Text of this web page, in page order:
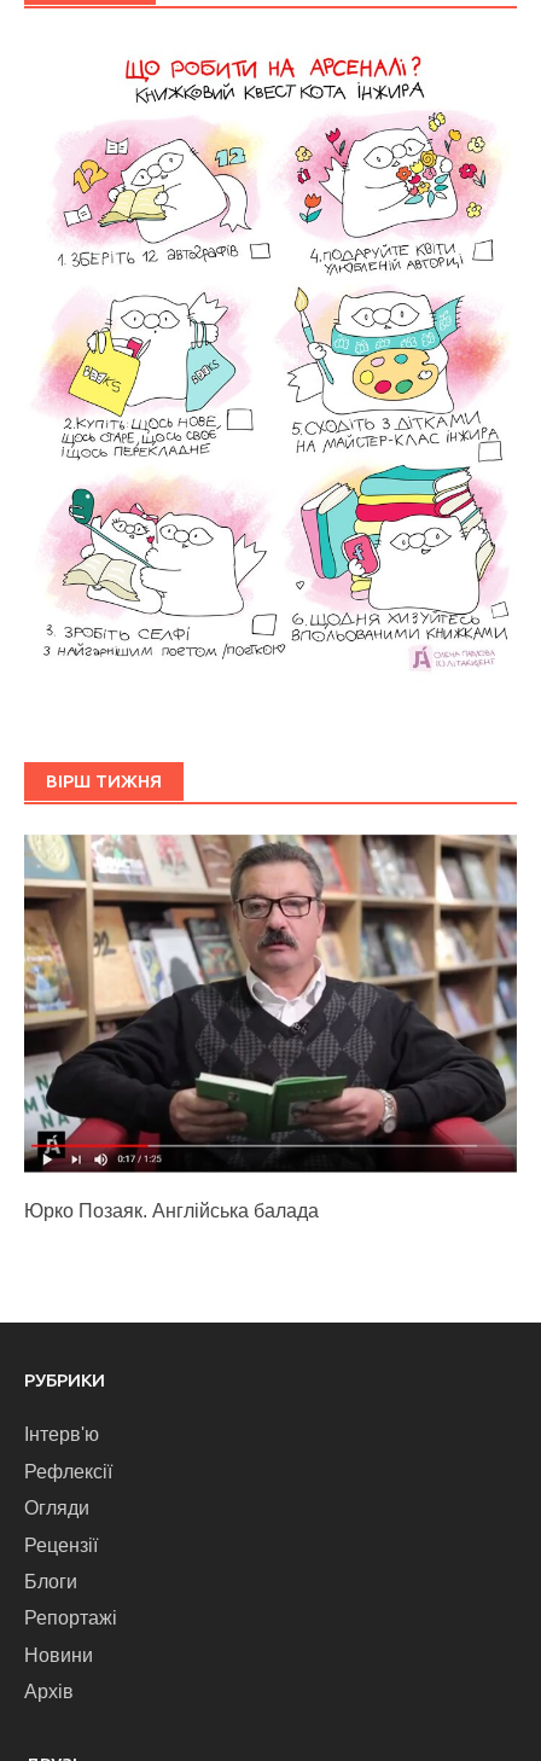
ВІРШ ТИЖНЯ
Юрко Позаяк. Англійська балада
РУБРИКИ
Інтерв'ю
Рефлексії
Огляди
Рецензії
Блоги
Репортажі
Новини
Архів